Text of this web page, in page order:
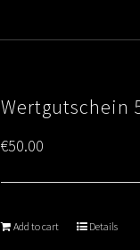
Wertgutschein
€50.00
Add to cart Details